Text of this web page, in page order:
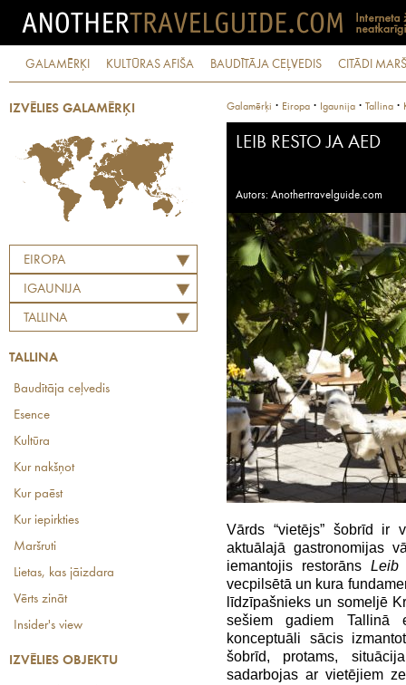
GALAMĒRĶI KULTŪRAS AFIŠA BAUDĪTĀJA CEĻVEDIS CITĀDI
IZVĒLIES GALAMĒRĶI
EIROPA
IGAUNIJA
TALLINA
TALLINA
Baudītāja ceļvedis
Esence
Kultūra
Kur nakšņot
Kur paēst
Kur iepirkties
Maršruti
Lietas, kas jāizdara
Vērts zināt
Insider's view
IZVĒLIES OBJEKTU
Galamērķi · Eiropa · Igaunija · Tallina ·
LEIB RESTO JA AED
Autors: Anothertravelguide.com
Vārds “vietējs” šobrīd ir
aktuālajā gastronomijas
iemantojis restorāns Leib
vecpilsētā un kura
līdzīpašnieks un someljē
sešiem gadiem
konceptuāli sācis
šobrīd, protams,
sadarbojas ar vietējiem